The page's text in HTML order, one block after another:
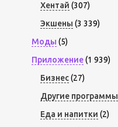
Хентай (307)
Экшены (3 339)
Моды (5)
Приложение(1 939)
Бизнес(27)
Другие программы
Еда и напитки (2)